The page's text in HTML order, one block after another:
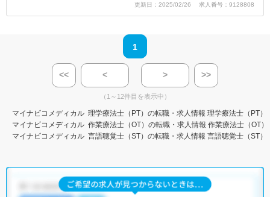
更新日：2025/02/26 求人番号：9128808
1
<< < > >>
（1～12件目を表示中）
マイナビコメディカル 理学療法士（PT）の転職・求人情報 理学療法士（PT）
マイナビコメディカル 作業療法士（OT）の転職・求人情報 作業療法士（OT
マイナビコメディカル 言語聴覚士（ST）の転職・求人情報 言語聴覚士（ST）